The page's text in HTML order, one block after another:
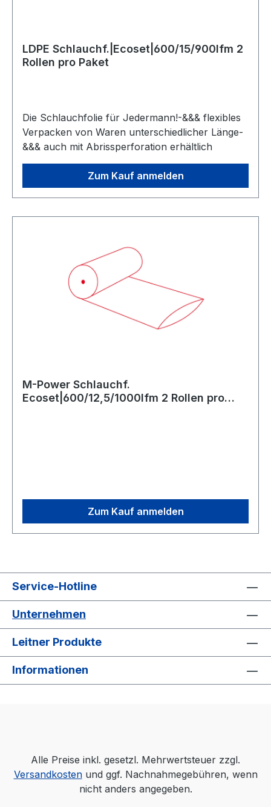
LDPE Schlauchf.|Ecoset|600/15/900lfm 2
Rollen pro Paket
Die Schlauchfolie für Jedermann!-&&& flexibles
Verpacken von Waren unterschiedlicher Länge-
&&& auch mit Abrissperforation erhältlich
Zum Kauf anmelden
M-Power Schlauchf.
Ecoset|600/12,5/1000lfm 2 Rollen pro
Zum Kauf anmelden
Service-Hotline
Unternehmen
Leitner Produkte
Informationen
Alle Preise inkl. gesetzl. Mehrwertsteuer zzgl.
Versandkostenund ggf. Nachnahmegebühren, wenn
nicht anders angegeben.